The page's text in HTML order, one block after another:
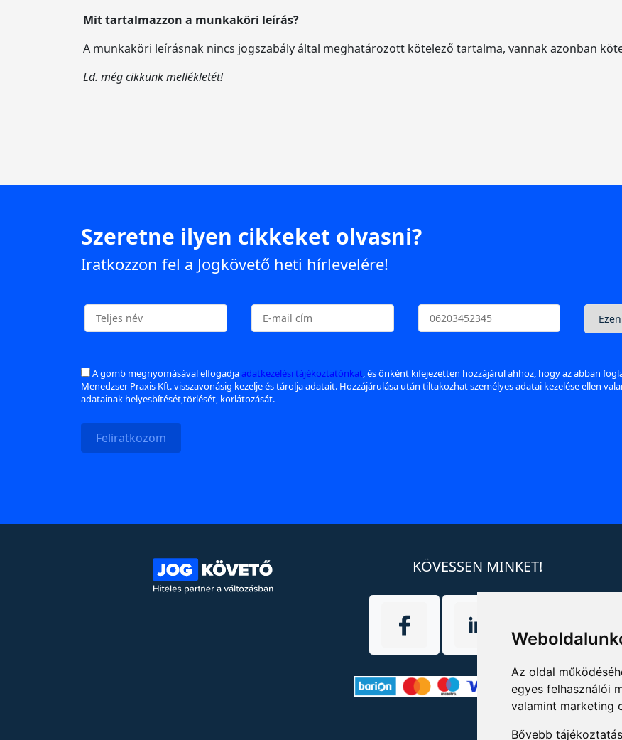
Az oldal
egyes felhasználói
valamint marketing
Bővebb
Mit tartalmazzon a munkaköri leírás?
A munkaköri leírásnak nincs jogszabály által meghatározott kötelező tartalma, vannak azonban
Ld. még cikkünk mellékletét!
Szeretne ilyen cikkeket olvasni?
Iratkozzon fel a Jogkövető heti hírlevelére!
A gomb megnyomásával elfogadjaadatkezelési tájékoztatónkat, és önként kifejezetten hozzájárul ahhoz, hogy az abban
Menedzser Praxis Kft. visszavonásig kezelje és tárolja adatait. Hozzájárulása után tiltakozhat személyes adatai kezelése ellen
adatainak helyesbítését,törlését, korlátozását.
Feliratkozom
KÖVESSEN MINKET!